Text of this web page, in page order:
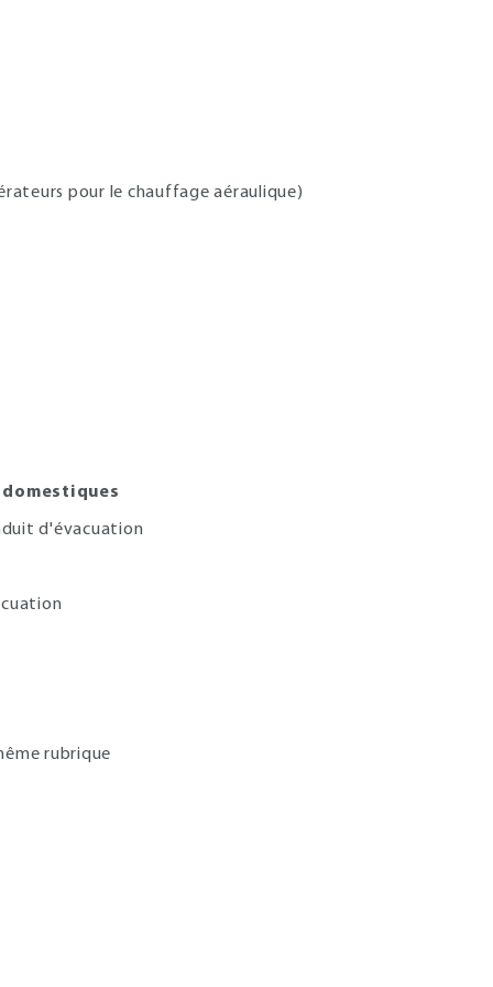
pour le chauffage aéraulique)
d'évacuation
rubrique